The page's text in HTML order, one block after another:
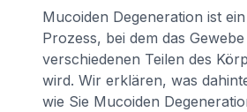
Mucoiden Degeneration ist
Prozess, bei dem das Gewebe
verschiedenen Teilen des
wird. Wir erklären, was
wie Sie Mucoiden